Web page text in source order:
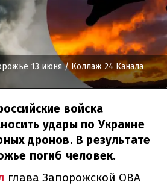
13 июня/ Коллаж 24 Канала
войска
удары по Украине
дронов. В результате
погиб человек.
глава Запорожской ОВА